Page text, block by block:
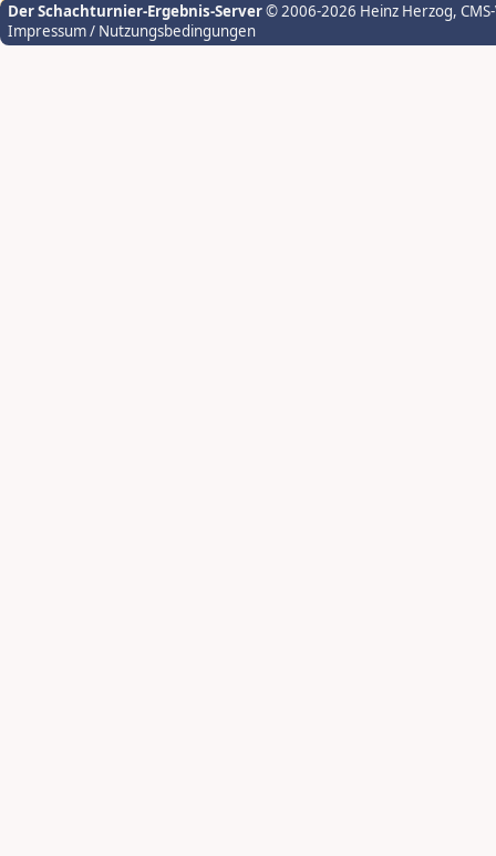
Der Schachturnier-Ergebnis-Server© 2006-2026 Heinz Herzog,
Impressum / Nutzungsbedingungen